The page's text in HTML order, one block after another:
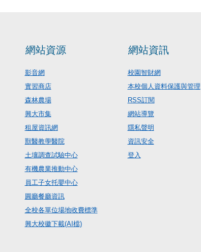
網站資源
影音網
實習商店
森林農場
興大市集
租屋資訊網
獸醫教學醫院
土壤調查試驗中心
有機農業推動中心
員工子女托嬰中心
圓廳餐廳資訊
全校各單位場地收費標準
興大校徽下載(AI檔)
網站資訊
校園智財網
本校個人資料保護與管理
RSS訂閱
網站導覽
隱私聲明
資訊安全
登入